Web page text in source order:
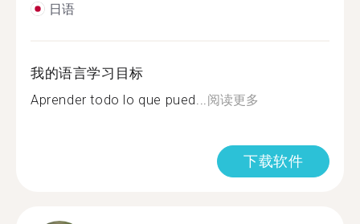
日语
我的语言学习目标
Aprender todo lo que pued... 阅读更多
下载软件